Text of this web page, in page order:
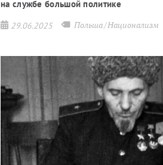
на службе большой политике
29.06.2025 Польша Национализм